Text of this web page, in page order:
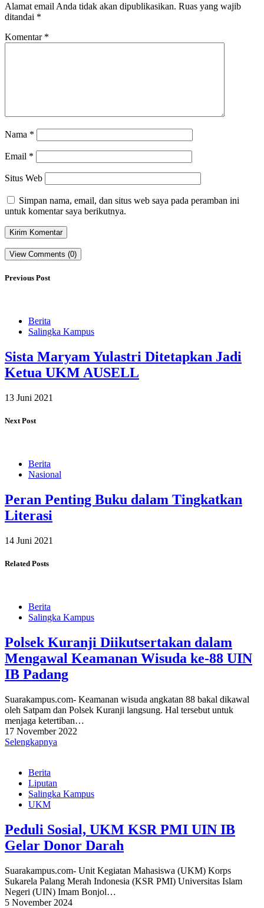
Alamat email Anda tidak akan dipublikasikan. Ruas yang wajib
ditandai *
Komentar *
Nama *
Email *
Situs Web
Simpan nama, email, dan situs web saya pada peramban ini
untuk komentar saya berikutnya.
View Comments (0)
Previous Post
Berita
Salingka Kampus
Sista Maryam Yulastri Ditetapkan Jadi
Ketua UKM AUSELL
13 Juni 2021
Next Post
Berita
Nasional
Peran Penting Buku dalam Tingkatkan
Literasi
14 Juni 2021
Related Posts
Berita
Salingka Kampus
Polsek Kuranji Diikutsertakan dalam
Mengawal Keamanan Wisuda ke-88 UIN
IB Padang
Suarakampus.com- Keamanan wisuda angkatan 88 bakal dikawal
oleh Satpam dan Polsek Kuranji langsung. Hal tersebut untuk
menjaga ketertiban…
17 November 2022
Selengkapnya
Berita
Liputan
Salingka Kampus
UKM
Peduli Sosial, UKM KSR PMI UIN IB
Gelar Donor Darah
Suarakampus.com- Unit Kegiatan Mahasiswa (UKM) Korps
Sukarela Palang Merah Indonesia (KSR PMI) Universitas Islam
Negeri (UIN) Imam Bonjol…
5 November 2024